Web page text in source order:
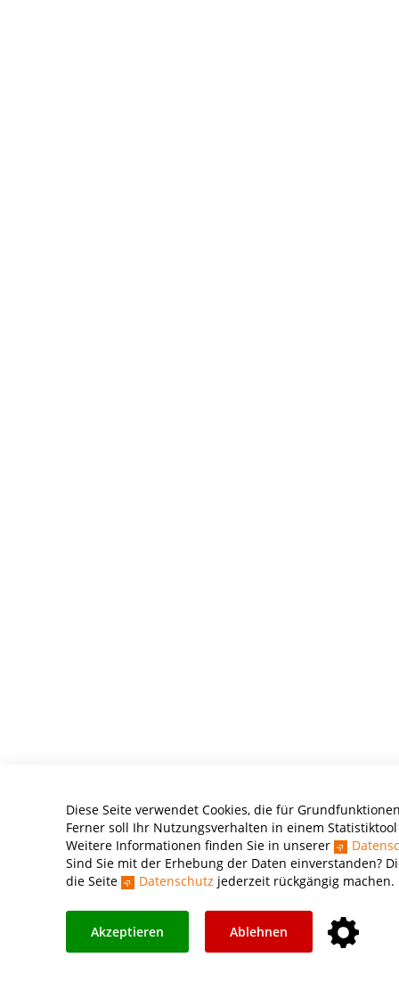
Diese Seite verwendet Cookies, die für
Ferner soll Ihr Nutzungsverhalten in einem
Weitere Informationen finden Sie in unserer
Sind Sie mit der Erhebung der Daten einverstanden?
die Seite
Datenschutz jederzeit rückgängig machen.
Akzeptieren Ablehnen